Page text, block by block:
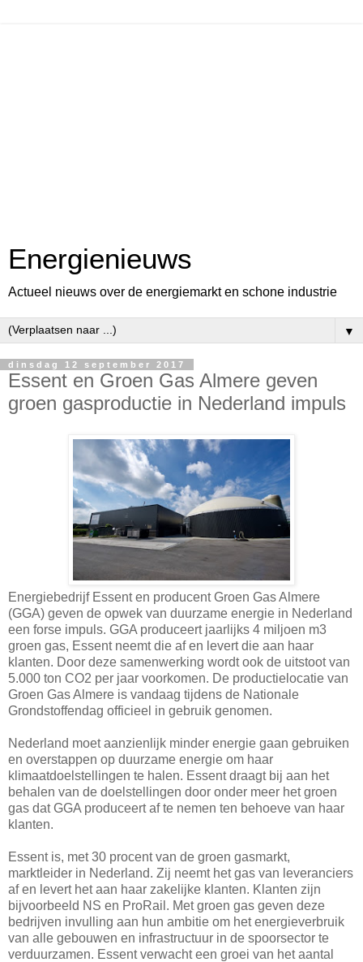
Energienieuws
Actueel nieuws over de energiemarkt en schone industrie
▼
dinsdag 12 september 2017
Essent en Groen Gas Almere geven
groen gasproductie in Nederland impuls
Energiebedrijf Essent en producent Groen Gas Almere
(GGA) geven de opwek van duurzame energie in Nederland
een forse impuls. GGA produceert jaarlijks 4 miljoen m3
groen gas, Essent neemt die af en levert die aan haar
klanten. Door deze samenwerking wordt ook de uitstoot van
5.000 ton CO2 per jaar voorkomen. De productielocatie van
Groen Gas Almere is vandaag tijdens de Nationale
Grondstoffendag officieel in gebruik genomen.
Nederland moet aanzienlijk minder energie gaan gebruiken
en overstappen op duurzame energie om haar
klimaatdoelstellingen te halen. Essent draagt bij aan het
behalen van de doelstellingen door onder meer het groen
gas dat GGA produceert af te nemen ten behoeve van haar
klanten.
Essent is, met 30 procent van de groen gasmarkt,
marktleider in Nederland. Zij neemt het gas van leveranciers
af en levert het aan haar zakelijke klanten. Klanten zijn
bijvoorbeeld NS en ProRail. Met groen gas geven deze
bedrijven invulling aan hun ambitie om het energieverbruik
van alle gebouwen en infrastructuur in de spoorsector te
verduurzamen. Essent verwacht een groei van het aantal